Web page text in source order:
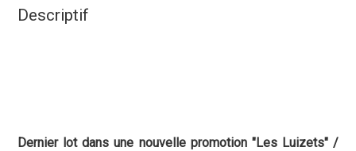
Descriptif
Dernier lot dans une nouvelle promotion "Les Luizets" /